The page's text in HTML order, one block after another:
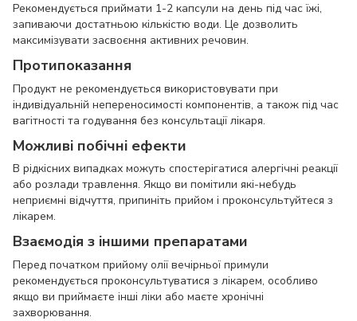
Рекомендується приймати 1-2 капсули на день під час їжі,
запиваючи достатньою кількістю води. Це дозволить
максимізувати засвоєння активних речовин.
Протипоказання
Продукт не рекомендується використовувати при
індивідуальній непереносимості компонентів, а також під час
вагітності та годування без консультації лікаря.
Можливі побічні ефекти
В рідкісних випадках можуть спостерігатися алергічні реакції
або розлади травлення. Якщо ви помітили які-небудь
неприємні відчуття, припиніть прийом і проконсультуйтеся з
лікарем.
Взаємодія з іншими препаратами
Перед початком прийому олії вечірньої примули
рекомендується проконсультуватися з лікарем, особливо
якщо ви приймаєте інші ліки або маєте хронічні
захворювання.